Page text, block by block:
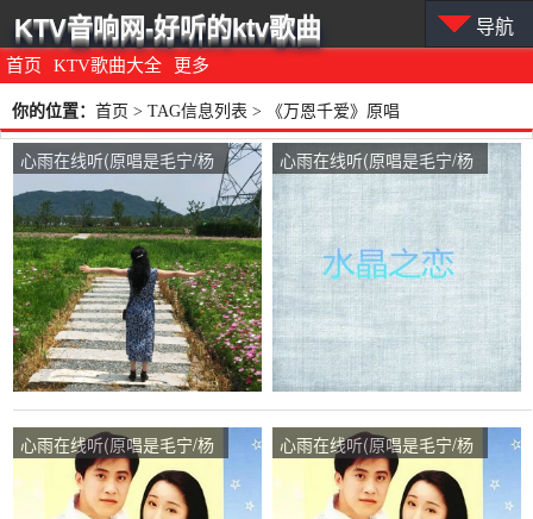
首页 KTV歌曲大全 更多
KTV音响网-好听的ktv歌曲 导航
你的位置： 首页 > TAG信息列表 > 《万恩千爱》原唱
心雨在线听(原唱是毛宁/杨
钰莹)，花雨飘香演唱点
播:26次
心雨在线听(原唱是毛宁/杨
钰莹)，记忆那么美好演唱
点播:56次
心雨在线听(原唱是毛宁/杨
钰莹)，琳琳演唱点播:32次
心雨在线听(原唱是毛宁/杨
钰莹)，人生如梦演唱点
播:99次